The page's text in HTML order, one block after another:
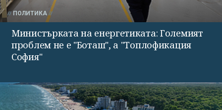
ПОЛИТИКА
Министърката на енергетиката: Големият
проблем не е "Боташ", а "Топлофикация
София"